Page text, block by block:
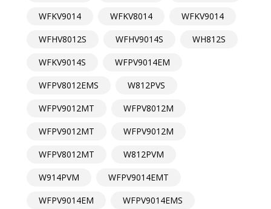
WFKV9014
WFKV8014
WFKV9014
WFHV8012S
WFHV9014S
WH812S
WFKV9014S
WFPV9014EM
WFPV8012EMS
W812PVS
WFPV9012MT
WFPV8012M
WFPV9012MT
WFPV9012M
WFPV8012MT
W812PVM
W914PVM
WFPV9014EMT
WFPV9014EM
WFPV9014EMS